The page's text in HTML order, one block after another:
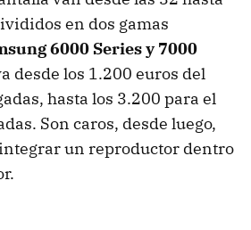
en dos gamas
6000 Series y 7000
desde los 1.200 euros del
hasta los 3.200 para el
Son caros, desde luego,
un reproductor dentro